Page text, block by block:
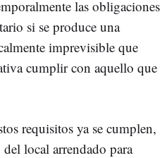
las obligaciones
si se produce una
imprevisible que
cumplir con aquello que
requisitos ya se cumplen,
local arrendado para